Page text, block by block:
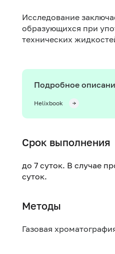
Исследование
образующихся при
технических
Подробное
Helixbook
Срок выполнения
до 7 суток. В случае
суток.
Методы
Газовая